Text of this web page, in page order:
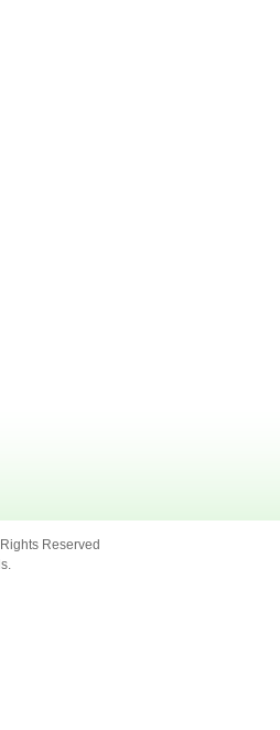
Reserved